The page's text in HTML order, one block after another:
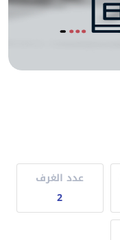
عدد الغرف
2